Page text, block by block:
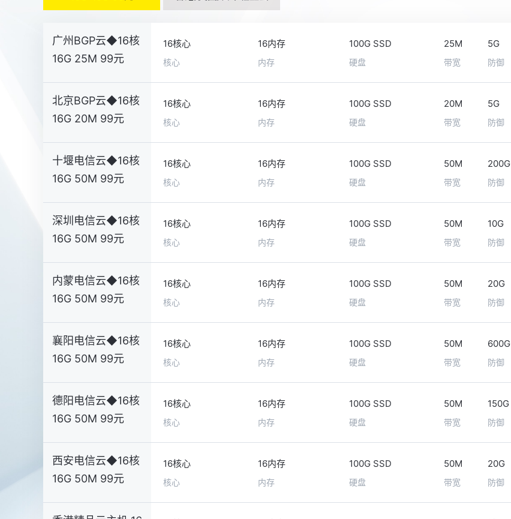
广州BGP云◆16核
16G 25M 99元
16核心
核心
16内存
内存
100G SSD
硬盘
25M
带宽
5G
防御
北京BGP云◆16核
16G 20M 99元
16核心
核心
16内存
内存
100G SSD
硬盘
20M
带宽
5G
防御
十堰电信云◆16核
16G 50M 99元
16核心
核心
16内存
内存
100G SSD
硬盘
50M
带宽
200G
防御
深圳电信云◆16核
16G 50M 99元
16核心
核心
16内存
内存
100G SSD
硬盘
50M
带宽
10G
防御
内蒙电信云◆16核
16G 50M 99元
16核心
核心
16内存
内存
100G SSD
硬盘
50M
带宽
20G
防御
襄阳电信云◆16核
16G 50M 99元
16核心
核心
16内存
内存
100G SSD
硬盘
50M
带宽
600G
防御
德阳电信云◆16核
16G 50M 99元
16核心
核心
16内存
内存
100G SSD
硬盘
50M
带宽
150G
防御
西安电信云◆16核
16G 50M 99元
16核心
核心
16内存
内存
100G SSD
硬盘
50M
带宽
20G
防御